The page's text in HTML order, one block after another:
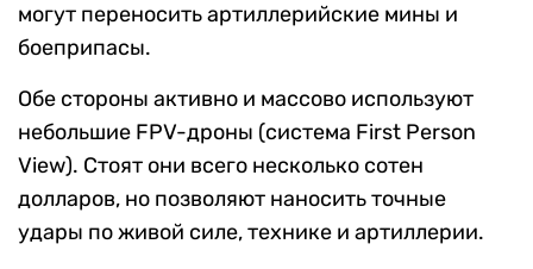
могут переносить артиллерийские мины и
боеприпасы.
Обе стороны активно и массово используют
небольшие FPV-дроны (система First Person
View). Стоят они всего несколько сотен
долларов, но позволяют наносить точные
удары по живой силе, технике и артиллерии.